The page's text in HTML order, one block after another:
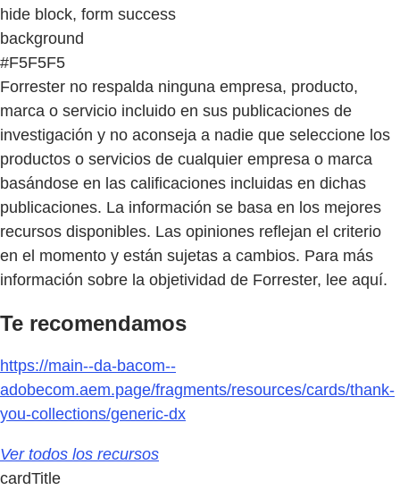
hide block, form success
background
#F5F5F5
Forrester no respalda ninguna empresa, producto,
marca o servicio incluido en sus publicaciones de
investigación y no aconseja a nadie que seleccione los
productos o servicios de cualquier empresa o marca
basándose en las calificaciones incluidas en dichas
publicaciones. La información se basa en los mejores
recursos disponibles. Las opiniones reflejan el criterio
en el momento y están sujetas a cambios. Para más
información sobre la objetividad de Forrester, lee aquí.
Te recomendamos
https://main--da-bacom--
adobecom.aem.page/fragments/resources/cards/thank-
you-collections/generic-dx
Ver todos los recursos
cardTitle